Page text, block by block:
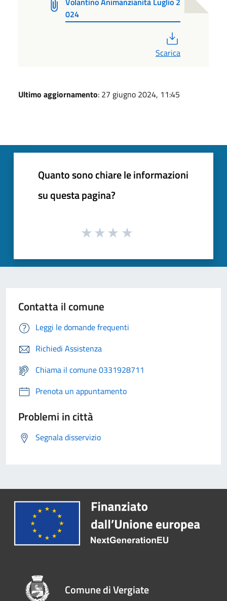
024
Scarica
Ultimo aggiornamento: 27 giugno 2024, 11:45
Quanto sono chiare le informazioni
su questa pagina?
Contatta il comune
Leggi le domande frequenti
Richiedi Assistenza
Chiama il comune 0331928711
Prenota un appuntamento
Problemi in città
Segnala disservizio
Comune di Vergiate